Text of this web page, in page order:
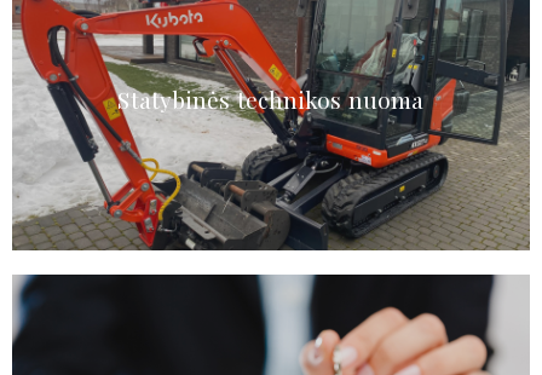
Statybinės technikos nuoma